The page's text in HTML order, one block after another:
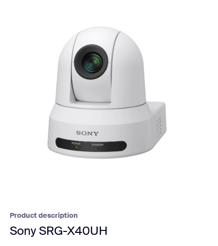
Product description
Sony SRG-X40UH